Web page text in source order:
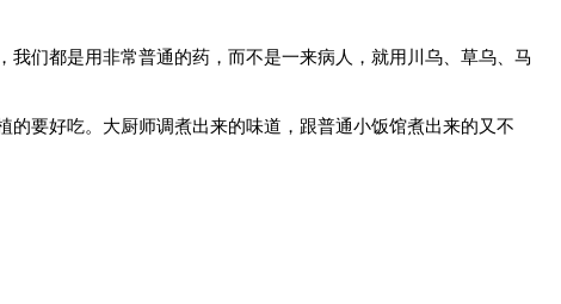
们都是用非常普通的药，而不是一来病人，就用川乌、草乌、马
要好吃。大厨师调煮出来的味道，跟普通小饭馆煮出来的又不